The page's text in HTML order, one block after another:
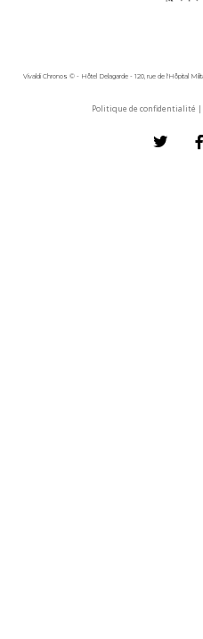
Vivaldi Chronos © - Hôtel Delagarde - 120, rue de l'Hôpital
Politique de confidentialité |